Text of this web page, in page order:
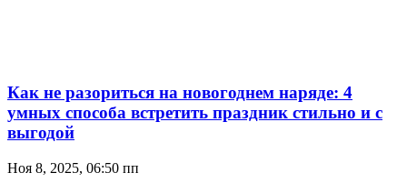
Как не разориться на новогоднем наряде: 4
умных способа встретить праздник стильно и с
выгодой
Ноя 8, 2025, 06:50 пп